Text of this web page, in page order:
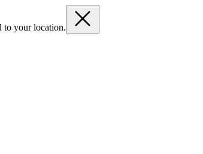
to your location.